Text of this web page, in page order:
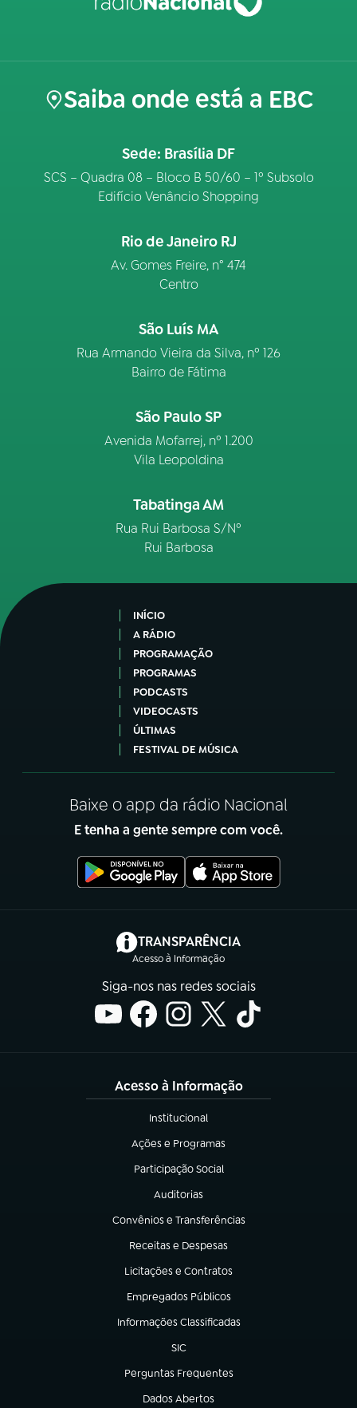
Saiba onde está a EBC
Sede: Brasília DF
SCS – Quadra 08 – Bloco B 50/60 – 1º Subsolo
Edifício Venâncio Shopping
Rio de Janeiro RJ
Av. Gomes Freire, n° 474
Centro
São Luís MA
Rua Armando Vieira da Silva, nº 126
Bairro de Fátima
São Paulo SP
Avenida Mofarrej, nº 1.200
Vila Leopoldina
Tabatinga AM
Rua Rui Barbosa S/Nº
Rui Barbosa
INÍCIO
A RÁDIO
PROGRAMAÇÃO
PROGRAMAS
PODCASTS
VIDEOCASTS
ÚLTIMAS
FESTIVAL DE MÚSICA
Baixe o app da rádio Nacional
E tenha a gente sempre com você.
TRANSPARÊNCIA
Acesso à Informação
(abre em nova aba)
Siga-nos nas redes sociais
Acesso à Informação
Institucional
(abre em nova aba)
Ações e Programas
(abre em nova aba)
Participação Social
(abre em nova aba)
Auditorias
(abre em nova aba)
Convênios e Transferências
(abre em nova aba)
Receitas e Despesas
(abre em nova aba)
Licitações e Contratos
(abre em nova aba)
Empregados Públicos
(abre em nova aba)
Informações Classificadas
(abre em nova aba)
SIC
(abre em nova aba)
Perguntas Frequentes
(abre em nova aba)
Dados Abertos
(abre em nova aba)